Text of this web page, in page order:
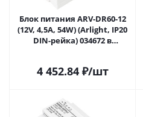
Блок питания ARV-DR60-12
(12V, 4,5A, 54W) (Arlight, IP20
DIN-рейка) 034672 в
4 452.84₽/шт